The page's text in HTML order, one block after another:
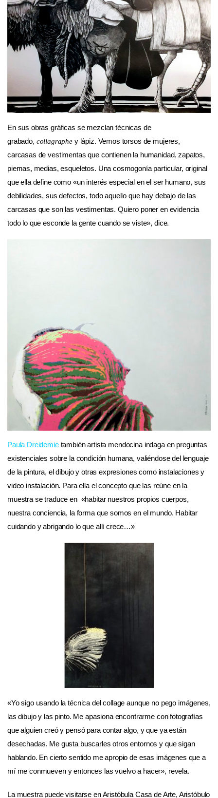
En sus obras gráficas se mezclan técnicas de
grabado, collagraphe y lápiz. Vemos torsos de mujeres,
carcasas de vestimentas que contienen la humanidad, zapatos,
piernas, medias, esqueletos. Una cosmogonía particular, original
que ella define como «un interés especial en el ser humano, sus
debilidades, sus defectos, todo aquello que hay debajo de las
carcasas que son las vestimentas. Quiero poner en evidencia
todo lo que esconde la gente cuando se viste», dice.
Paula Dreidemietambién artista mendocina indaga en preguntas
existenciales sobre la condición humana, valiéndose del lenguaje
de la pintura, el dibujo y otras expresiones como instalaciones y
video instalación. Para ella el concepto que las reúne en la
muestra se traduce en «habitar nuestros propios cuerpos,
nuestra conciencia, la forma que somos en el mundo. Habitar
cuidando y abrigando lo que allí crece…»
«Yo sigo usando la técnica del collage aunque no pego imágenes,
las dibujo y las pinto. Me apasiona encontrarme con fotografías
que alguien creó y pensó para contar algo, y que ya están
desechadas. Me gusta buscarles otros entornos y que sigan
hablando. En cierto sentido me apropio de esas imágenes que a
mí me conmueven y entonces las vuelvo a hacer», revela.
La muestra puede visitarse en Aristóbula Casa de Arte, Aristóbulo